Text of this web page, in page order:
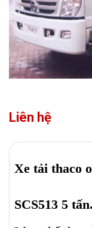
Liên hệ
Xe tải thaco
SCS513 5 tấn.